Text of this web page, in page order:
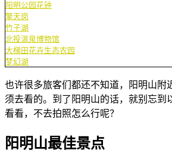
阳明公园花钟
擎天岗
竹子湖
北投温泉博物馆
大梯田花卉生态农园
梦幻湖
也许很多旅客们都还不知道，阳明山附
须去看的。到了阳明山的话，就别忘到
看看，不去拍照怎么行呢？
阳明山最佳景点